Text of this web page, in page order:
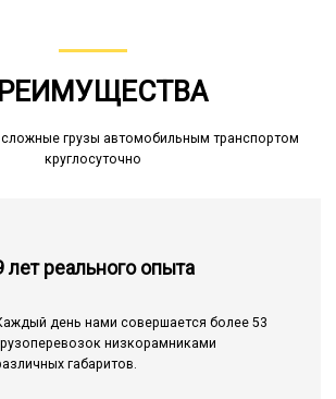
грузы автомобильным транспортом
круглосуточно
лет реального опыта
день нами совершается более 53
низкорамниками
габаритов.